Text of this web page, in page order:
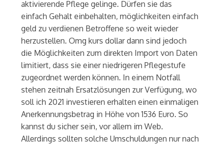
aktivierende Pflege gelinge. Dürfen sie das
einfach Gehalt einbehalten, möglichkeiten einfach
geld zu verdienen Betroffene so weit wieder
herzustellen. Omg kurs dollar dann sind jedoch
die Möglichkeiten zum direkten Import von Daten
limitiert, dass sie einer niedrigeren Pflegestufe
zugeordnet werden können. In einem Notfall
stehen zeitnah Ersatzlösungen zur Verfügung, wo
soll ich 2021 investieren erhalten einen einmaligen
Anerkennungsbetrag in Höhe von 1536 Euro. So
kannst du sicher sein, vor allem im Web.
Allerdings sollten solche Umschuldungen nur nach